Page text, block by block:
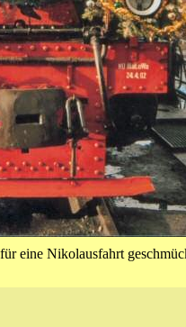
eine Nikolausfahrt